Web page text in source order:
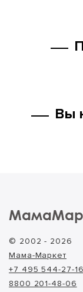
Вы
© 2002 - 2026
Мама-Маркет
+7 495 544-27-16
8800 201-48-06